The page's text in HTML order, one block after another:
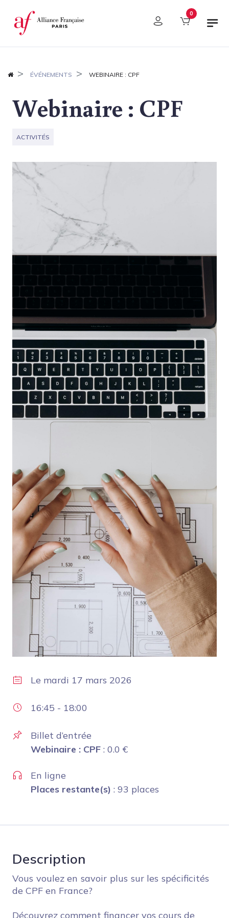
Panneau de gestion des cookies 0
ÉVÉNEMENTS WEBINAIRE : CPF
Webinaire : CPF
ACTIVITÉS
Le mardi 17 mars 2026
16:45 - 18:00
Billet d’entrée
Webinaire : CPF : 0.0 €
En ligne
Places restante(s) : 93 places
Description
Vous voulez en savoir plus sur les spécificités
de CPF en France?
Découvrez comment financer vos cours de